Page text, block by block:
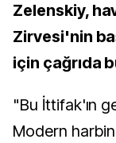
Zelenskiy,
Zirvesi'nin
için çağrıda
"Bu İttifak'ın
Modern harbin